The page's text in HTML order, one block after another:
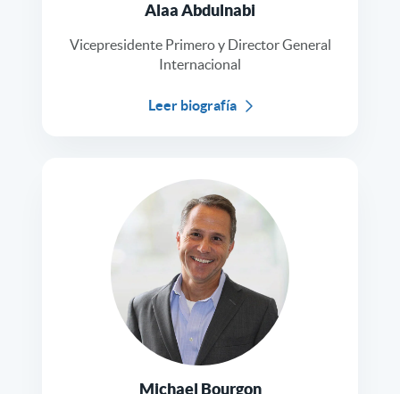
Alaa Abdulnabi
Vicepresidente Primero y Director General
Internacional
Leer biografía
Michael Bourgon